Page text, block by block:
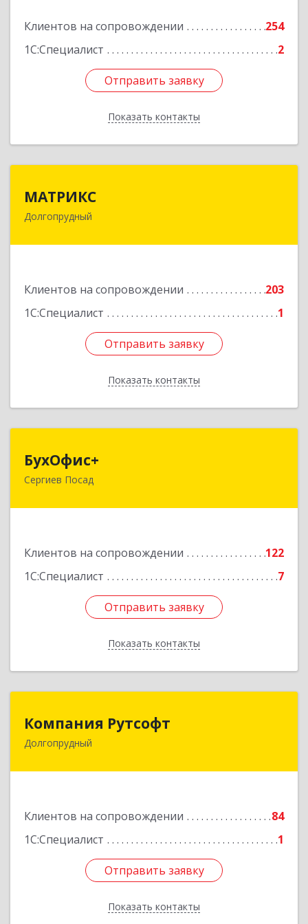
Клиентов на сопровождении
254
1С:Специалист
2
Отправить заявку
Показать контакты
Отправить заявку
Назад
МАТРИКС
Долгопрудный
Клиентов на сопровождении
203
1С:Специалист
1
Отправить заявку
Показать контакты
141707, Московская обл, Долгопрудный г,
Отправить заявку
Назад
БухОфис+
Сергиев Посад
Клиентов на сопровождении
122
1С:Специалист
7
Отправить заявку
Показать контакты
141304, Московская обл, Сергиево-Посадский
Подробнее
Отправить заявку
Назад
Компания Рутсофт
Долгопрудный
Клиентов на сопровождении
84
1С:Специалист
1
Отправить заявку
Показать контакты
Компания Рутсофт
141700, Московская обл, Долгопрудный г,
Отправить заявку
Назад